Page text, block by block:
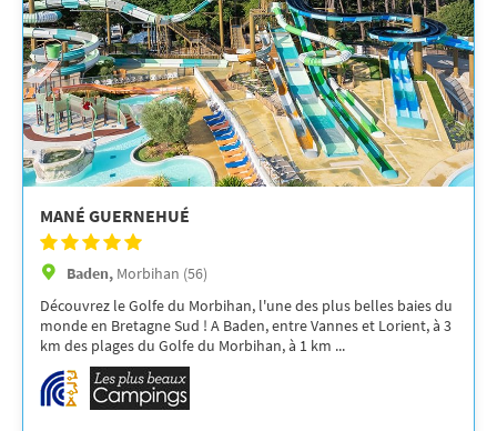
MANÉ GUERNEHUÉ
Baden, Morbihan (56)
Découvrez le Golfe du Morbihan, l'une des plus belles baies du
monde en Bretagne Sud ! A Baden, entre Vannes et Lorient, à 3
km des plages du Golfe du Morbihan, à 1 km ...